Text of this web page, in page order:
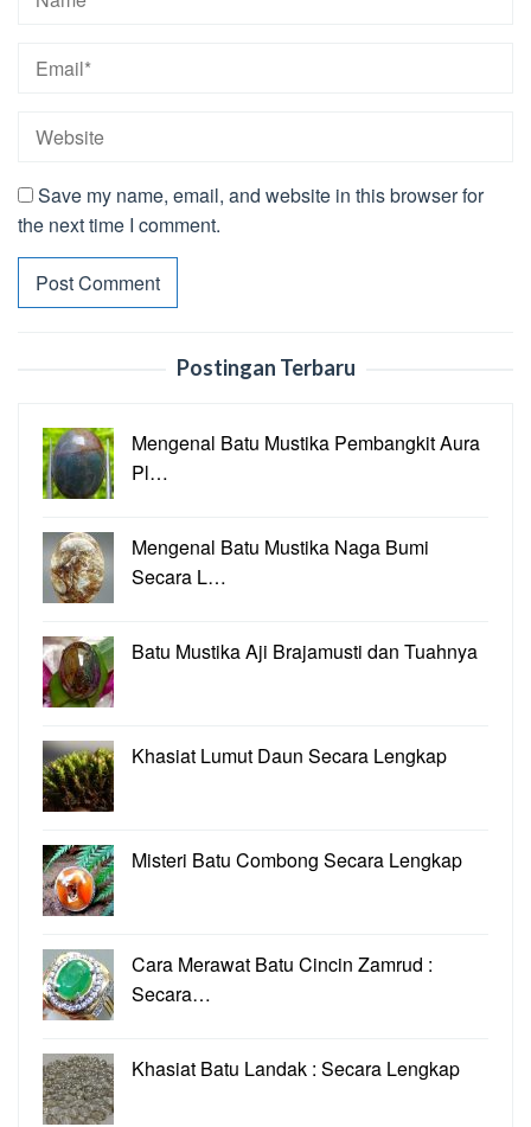
Save my name, email, and website in this browser for
the next time I comment.
Postingan Terbaru
Mengenal Batu Mustika Pembangkit Aura
Pl…
Mengenal Batu Mustika Naga Bumi
Secara L…
Batu Mustika Aji Brajamusti dan Tuahnya
Khasiat Lumut Daun Secara Lengkap
Misteri Batu Combong Secara Lengkap
Cara Merawat Batu Cincin Zamrud :
Secara…
Khasiat Batu Landak : Secara Lengkap